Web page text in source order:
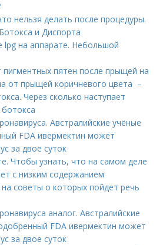
нельзя делать после процедуры.
и Диспорта
на аппарате. Небольшой
пигментных пятен после прыщей на
от прыщей коричневого цвета –
Через сколько наступает
Австралийские учёные
FDA ивермектин может
за двое суток
Чтобы узнать, что на самом деле
с низким содержанием
на советы о которых пойдет речь
аналог. Австралийские
FDA ивермектин может
за двое суток